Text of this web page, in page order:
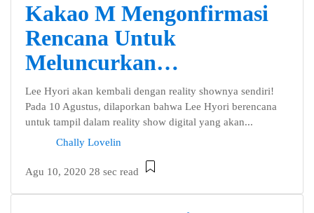
Kakao M Mengonfirmasi
Rencana Untuk
Meluncurkan…
Lee Hyori akan kembali dengan reality shownya sendiri!
Pada 10 Agustus, dilaporkan bahwa Lee Hyori berencana
untuk tampil dalam reality show digital yang akan...
Chally Lovelin
Agu 10, 2020 28 sec read